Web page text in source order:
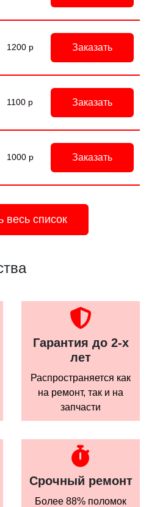
1200 р Заказать
1100 р Заказать
1000 р Заказать
весь список
Гарантия до 2-х
лет
Распространяется как
на ремонт, так и на
запчасти
Срочный ремонт
Более 88% поломок